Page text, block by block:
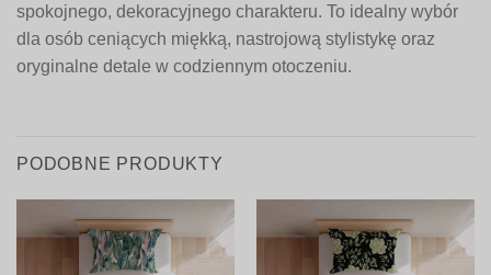
spokojnego, dekoracyjnego charakteru. To idealny wybór
dla osób ceniących miękką, nastrojową stylistykę oraz
oryginalne detale w codziennym otoczeniu.
PODOBNE PRODUKTY